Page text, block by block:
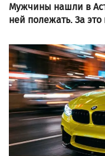
Мужчины нашли в
ней полежать. За это